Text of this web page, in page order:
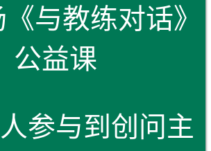
与教练对话》
公益课
参与到创问主